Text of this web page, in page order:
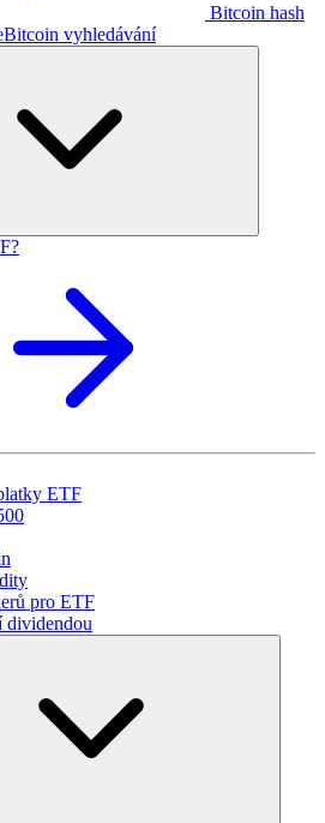
Bitcoin hash
Bitcoin vyhledávání
ETF
pro ETF
dividendou